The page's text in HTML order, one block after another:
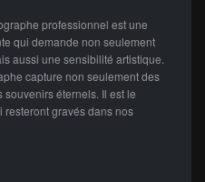
professionnel est une
qui demande non seulement
aussi une sensibilité artistique.
capture non seulement des
éternels. Il est le
gravés dans nos